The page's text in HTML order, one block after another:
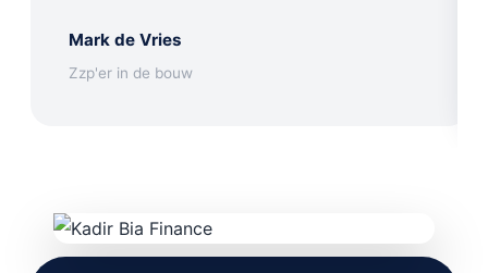
Mark de Vries
Zzp'er in de bouw